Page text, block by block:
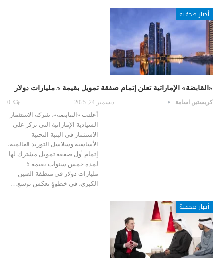
أخبار صحفية
«القابضة» الإماراتية تعلن إتمام صفقة تمويل بقيمة 5 مليارات دولار
كريستين اسامة ديسمبر 24, 2025
أعلنت «القابضة»، شركة الاستثمار
السيادية الإماراتية التي تركز على
الاستثمار في البنية التحتية
الأساسية وسلاسل التوريد العالمية،
إتمام أول صفقة تمويل مشترك لها
لمدة خمس سنوات بقيمة 5
مليارات دولار في منطقة الصين
الكبرى، في خطوةٍ تعكس توسع…
أخبار صحفية